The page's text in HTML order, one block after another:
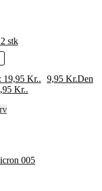
stk
19,95 Kr.. 9,95 Kr.Den
Kr..